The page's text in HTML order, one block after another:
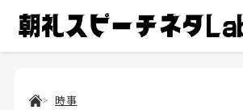
時事